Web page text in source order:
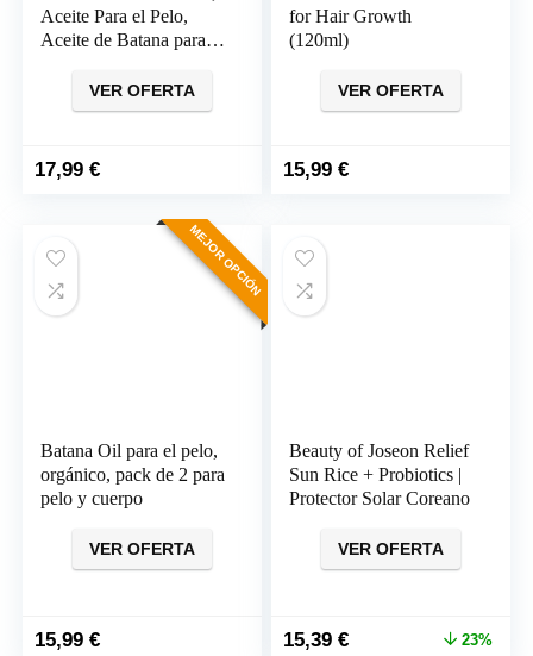
Aceite Para el Pelo,
Aceite de Batana para el
orgánico 100% natural y
puro, cuidado del cuero
esenciales hidratantes,
Aceite masaje
VER OFERTA
17,99€
for Hair Growth
(120ml)
VER OFERTA
15,99€
MEJOR OPCIÓN
Batana Oil para el pelo,
orgánico, pack de 2 para
pelo y cuerpo
VER OFERTA
15,99€
Beauty of Joseon Relief
Sun Rice + Probiotics |
Protector Solar Coreano
VER OFERTA
El
15,39€El
23%